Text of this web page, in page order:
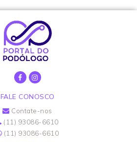
FALE CONOSCO
Contate-nos
(11) 93086-6610
(11) 93086-6610